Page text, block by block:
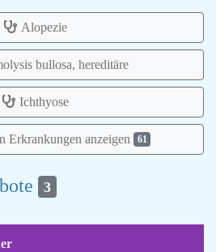
Alopezie
bullosa, hereditäre
Ichthyose
Erkrankungen anzeigen 61
3